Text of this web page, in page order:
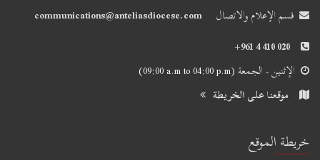
قسم الإعلام والاتصال
communications@anteliasdiocese.com
+961 4 410 020
الإثنين - الجمعة(09:00 a.m to 04:00 p.m)
موقعنا على الخريطة
خريطة الموقع